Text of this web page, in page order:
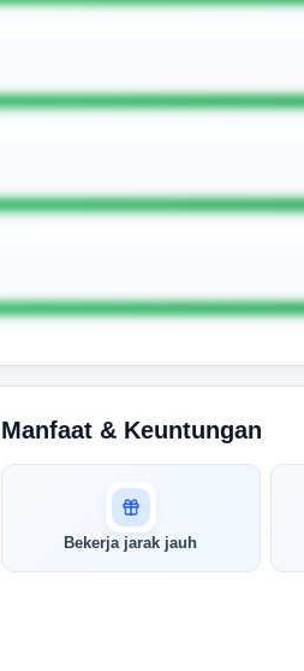
Manfaat & Keuntungan
Bekerja jarak jauh